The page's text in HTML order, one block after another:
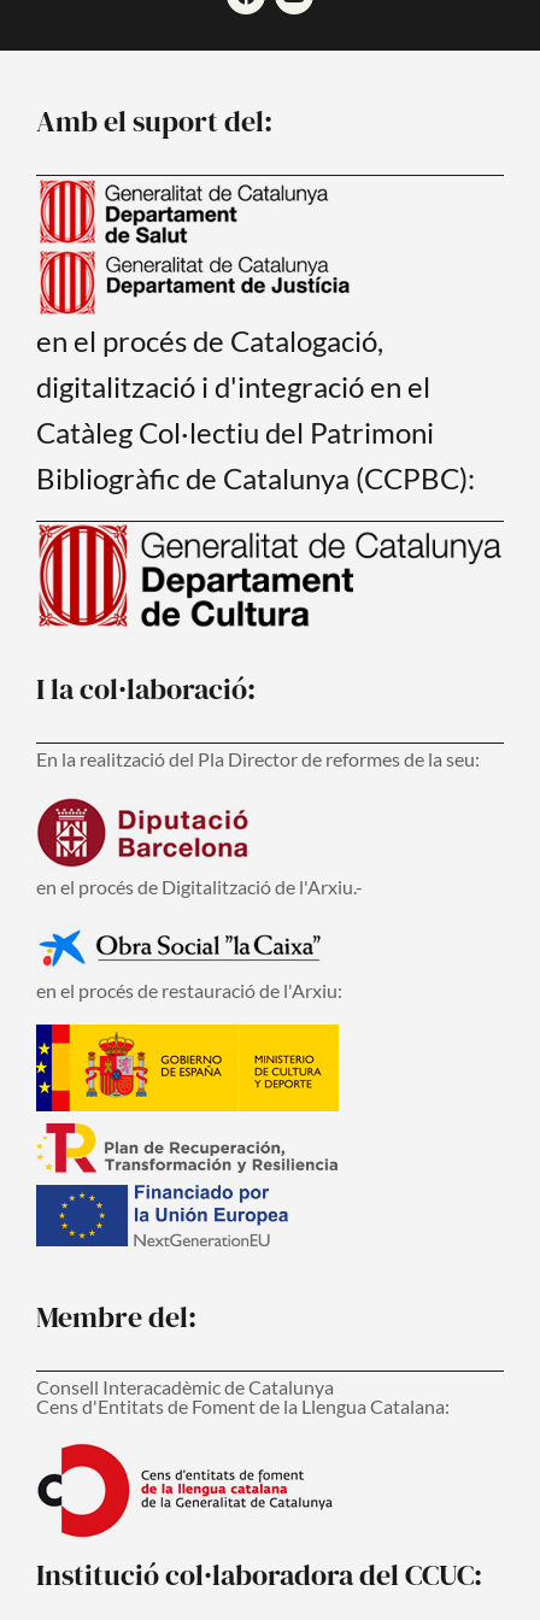
c
k
u
Amb el suport del:
en el procés de Catalogació,
digitalització i d'integració en el
Catàleg Col·lectiu del Patrimoni
Bibliogràfic de Catalunya (CCPBC):
I la col·laboració:
En la realització del Pla Director de reformes de la seu:
en el procés de Digitalització de l'Arxiu.-
en el procés de restauració de l'Arxiu:
Membre del:
Consell Interacadèmic de Catalunya
Cens d'Entitats de Foment de la Llengua Catalana:
Institució col·laboradora del CCUC: